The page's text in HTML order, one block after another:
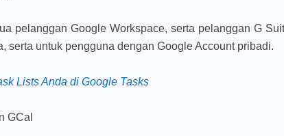
pelanggan Google Workspace, serta pelanggan G
serta untuk pengguna dengan Google Account pribadi.
Lists Anda di Google Tasks
GCal